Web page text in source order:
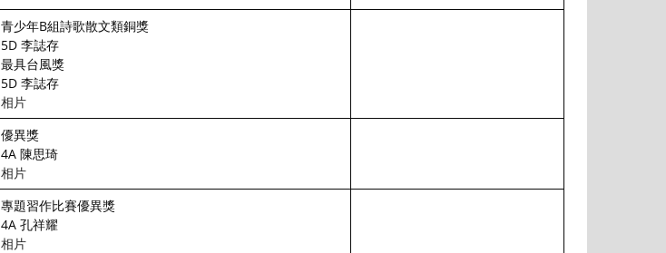
青少年B組詩歌散文類銅獎
5D 李誌存
最具台風獎
5D 李誌存
相片
優異獎
4A 陳思琦
相片
專題習作比賽優異獎
4A 孔祥耀
相片